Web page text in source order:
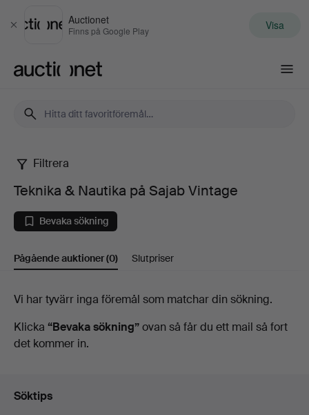
Stäng
Auctionet
Finns på Google Play Visa
Teknika
Nautika
på
Sajab
Vintage
Filtrera
Teknika & Nautika på Sajab Vintage
Bevaka sökning
Pågående auktioner(0) Slutpriser
Pågående
auktioner
Vi har tyvärr inga föremål som matchar din sökning.
Klicka “Bevaka sökning”ovan så får du ett mail så fort
det kommer in.
Söktips